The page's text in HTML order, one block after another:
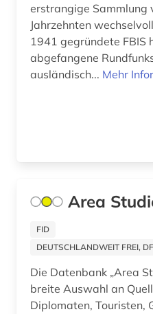
Osteuropa (3)
Ostmitteleuropa (1)
Palaestina (1)
Rumänien (1)
Saarland (1)
Schweden (1)
erstrangige Sammlung
Jahrzehnten
1941 gegründete FBIS
abgefangene
ausländisch... Mehr
Area
FID
DEUTSCHLANDWEIT FREI,
Die Datenbank „Area
breite Auswahl an
Diplomaten, Touristen,